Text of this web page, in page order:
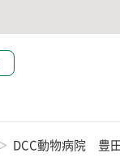
DCC動物病院 豊